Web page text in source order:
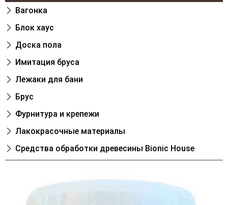
Вагонка
Блок хаус
Доска пола
Имитация бруса
Лежаки для бани
Брус
Фурнитура и крепежи
Лакокрасочные материалы
Cредства обработки древесины Bionic House